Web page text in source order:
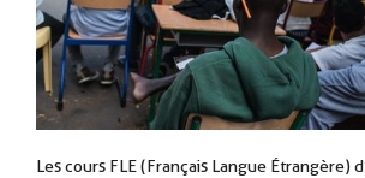
Les cours FLE (Français Langue Étrangère)